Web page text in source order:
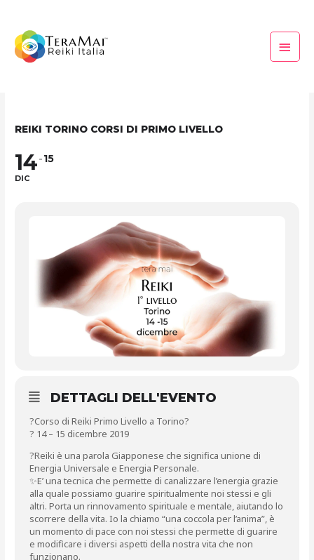
contenuto
REIKI TORINO CORSI DI PRIMO LIVELLO
14
DIC
15
DETTAGLI DELL'EVENTO
?Corso di Reiki Primo Livello a Torino?
? 14 – 15 dicembre 2019
?Reiki è una parola Giapponese che significa unione di
Energia Universale e Energia Personale.
✨E’ una tecnica che permette di canalizzare l’energia grazie
alla quale possiamo guarire spiritualmente noi stessi e gli
altri. Porta un rinnovamento spirituale e mentale, aiutando lo
scorrere della vita. Io la chiamo “una coccola per l’anima”, è
un momento di pace con noi stessi che permette di guarire
e modificare i diversi aspetti della nostra vita che non
funzionano.